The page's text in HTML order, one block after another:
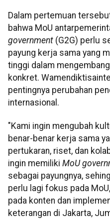
Dalam pertemuan
bahwa MoU
government (G2G) perlu
payung kerja sama yang
tinggi dalam
konkret.
pentingnya perubahan
internasional.
"Kami ingin mengubah
benar-benar kerja sama
pertukaran, riset, dan
ingin memiliki MoU
sebagai payungnya,
perlu lagi fokus pada
pada konten dan
keterangan di Jakarta,